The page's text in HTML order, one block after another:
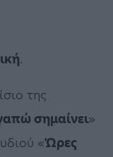
.
της
σημαίνει»
«Ώρες